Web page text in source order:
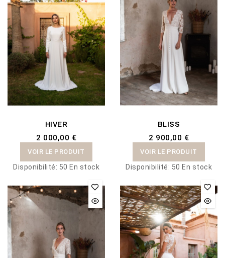
HIVER
2 000,00 €
VOIR LE PRODUIT
Disponibilité: 50 En stock
BLISS
2 900,00 €
VOIR LE PRODUIT
Disponibilité: 50 En stock